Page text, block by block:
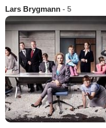
Lars Brygmann - 5